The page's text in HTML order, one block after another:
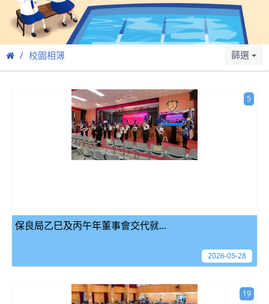
校園相簿 篩選
保良局乙巳及丙午年董事會交代就...
5
2026-05-28
19